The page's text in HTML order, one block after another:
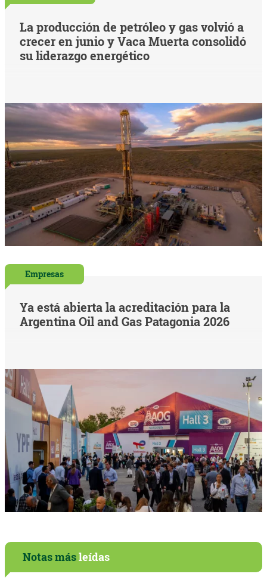
La producción de petróleo y gas volvió a
crecer en junio y Vaca Muerta consolidó
su liderazgo energético
Empresas
Ya está abierta la acreditación para la
Argentina Oil and Gas Patagonia 2026
Notas másleídas